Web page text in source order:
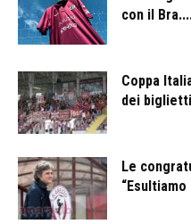
con il
Coppa
dei
Le